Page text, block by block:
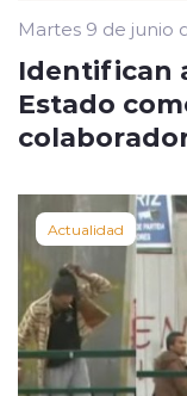
Martes 9 de junio
Identifican
Estado
Actualidad